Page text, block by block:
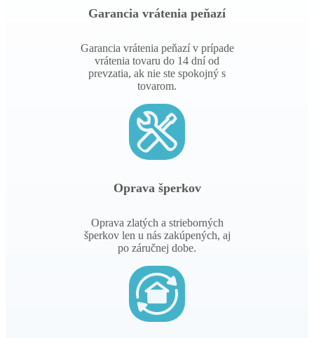
Garancia vrátenia peňazí
Garancia vrátenia peňazí v prípade
vrátenia tovaru do 14 dní od
prevzatia, ak nie ste spokojný s
tovarom.
Oprava šperkov
Oprava zlatých a strieborných
šperkov len u nás zakúpených, aj
po záručnej dobe.